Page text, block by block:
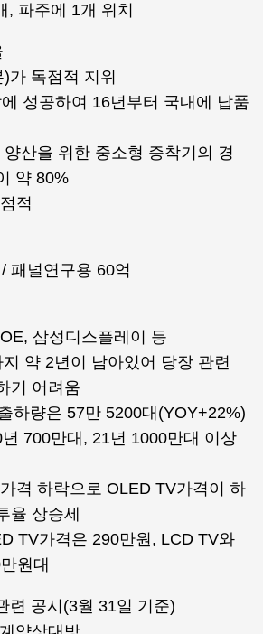
, 파주에 1개 위치
가 독점적 지위
성공하여 16년부터 국내에 납품
산을 위한 중소형 증착기의 경
약 80%
적
패널연구용 60억
삼성디스플레이 등
약 2년이 남아있어 당장 관련
기 어려움
하량은 57만 5200대(YOY+22%)
700만대, 21년 1000만대 이상
격 하락으로 OLED TV가격이 하
율 상승세
TV가격은 290만원, LCD TV와
원대
련 공시(3월 31일 기준)